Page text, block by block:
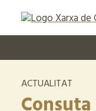
ACTUALITAT